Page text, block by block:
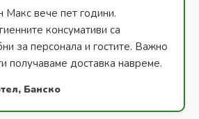
Макс вече пет години.
консумативи са
за персонала и гостите. Важно
получаваме доставка навреме.
Банско